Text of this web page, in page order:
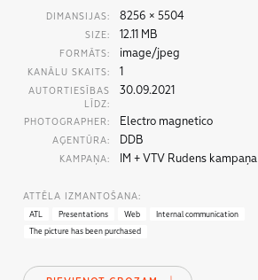
DIMANSIJAS: 8256 × 5504
SIZE: 12.11 MB
FORMĀTS: image/jpeg
KANĀLU SKAITS: 1
AUTORTIESĪBAS
LĪDZ:
30.09.2021
PHOTOGRAPHER: Electro magnetico
AĢENTŪRA: DDB
KAMPAŅA: IM + VTV Rudens kampaņa
ATTĒLA IZMANTOŠANA:
ATL Presentations Web
Internal communication
The picture has been purchased